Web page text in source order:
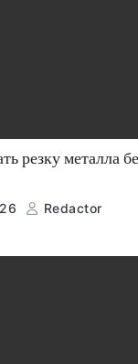
резку металла
Redactor